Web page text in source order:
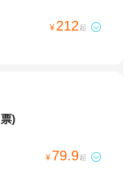
¥ 212 起 
)
¥ 79.9起 